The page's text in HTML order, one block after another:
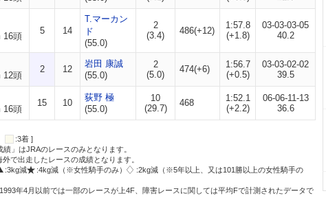
16頭
5 14
T.マーカン
ド
(55.0)
2
(3.4)
486(+12)
1:57.8
(+1.8)
03-03-03-05
40.2
12頭
2 12
岩田 康誠
(55.0)
2
(5.0)
474(+6)
1:56.7
(+0.5)
03-03-02-02
39.5
16頭
15 10
荻野 極
(55.0)
10
(29.7)
468
1:52.1
(+2.2)
06-06-11-13
36.6
:3着 ]
」はJRAのレースのみとなります。
で出走したレースの成績となります。
:3kg減 :4kg減（※女性騎手のみ）
:2kg減（※5年以上、又は101勝以上の女性騎手の
年4月以前では一部のレースが上4F、障害レースに関しては平均Fで計測されたデータで